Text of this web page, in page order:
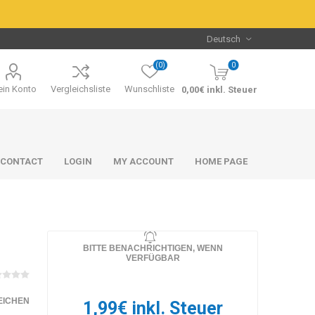
Konto Vergleichsliste Wunschliste
(0) 0
0,00€ inkl. Steuer
CONTACT LOGIN MY ACCOUNT HOME PAGE
BITTE BENACHRICHTIGEN, WENN
VERFÜGBAR
1,99€ inkl. Steuer